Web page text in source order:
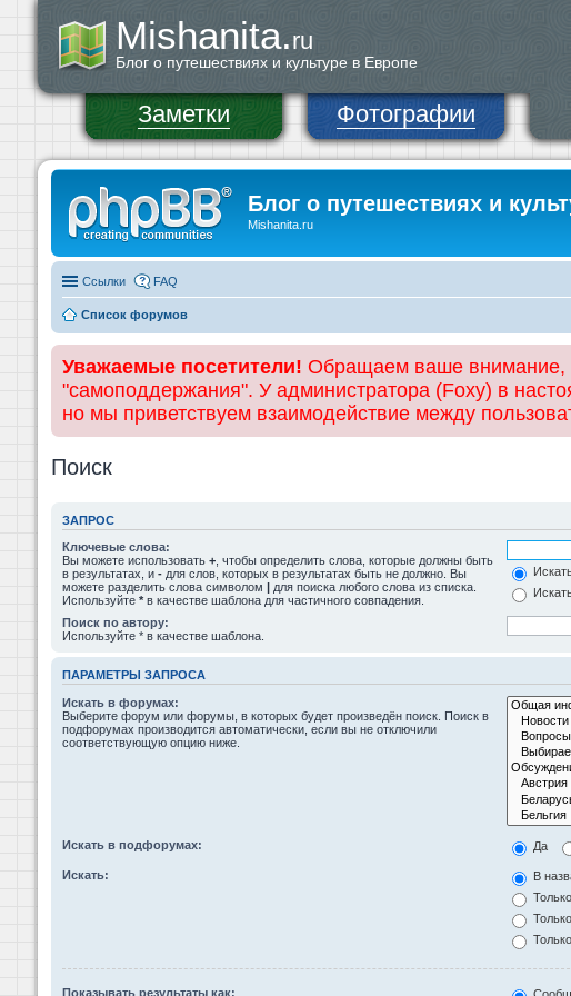
Mishanita.ru
Блог о путешествиях и культуре в Европе
Заметки Фотографии
Блог о путешествиях и
Mishanita.ru
Ссылки FAQ
Список форумов
Уважаемые посетители! Обращаем ваше внимание,
"самоподдержания". У администратора (Foxy) в
но мы приветствуем взаимодействие между
Поиск
ЗАПРОС
Ключевые слова:
Вы можете использовать + , чтобы определить слова, которые должны быть
в результатах, и - для слов, которых в результатах быть не должно. Вы
можете разделить слова символом | для поиска любого слова из списка.
Используйте * в качестве шаблона для частичного совпадения.
Поиск по автору:
Используйте * в качестве шаблона.
ПАРАМЕТРЫ ЗАПРОСА
Искать в форумах:
Выберите форум или форумы, в которых будет произведён поиск. Поиск в
подфорумах производится автоматически, если вы не отключили
соответствующую опцию ниже.
Искать в подфорумах: Да
Искать:
В
Показывать результаты как: